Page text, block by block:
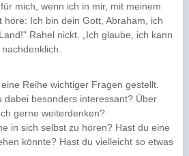
mich, wenn ich in mir, mit meinem
höre: Ich bin dein Gott, Abraham, ich
Rahel nickt. „Ich glaube, ich kann
Reihe wichtiger Fragen gestellt.
dabei besonders interessant? Über
gerne weiterdenken?
in sich selbst zu hören? Hast du eine
könnte? Hast du vielleicht so etwas